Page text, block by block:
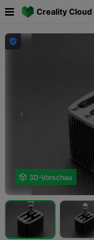
Creality Cloud

 3D-Vorschau